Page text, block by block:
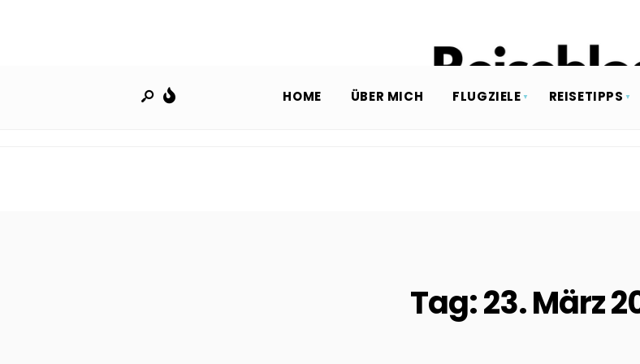
HOME ÜBER MICH FLUGZIELE REISETIPPS
Tag:23. März